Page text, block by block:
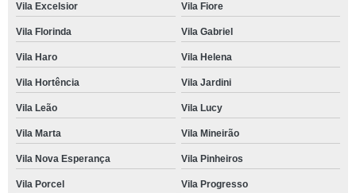
Vila Excelsior Vila Fiore
Vila Florinda Vila Gabriel
Vila Haro Vila Helena
Vila Hortência Vila Jardini
Vila Leão Vila Lucy
Vila Marta Vila Mineirão
Vila Nova Esperança Vila Pinheiros
Vila Porcel Vila Progresso